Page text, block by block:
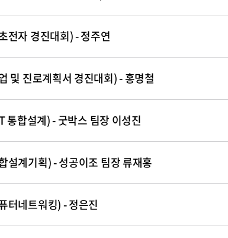
전자 경진대회) - 정주연
및 진로계획서 경진대회) - 홍명철
합설계) - 굿박스 팀장 이성진
설계기획) - 성공이조 팀장 류재홍
터네트워킹) - 정은진